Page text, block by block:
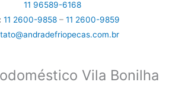
11 96589-6168
11 2600-9858 – 11 2600-9859
Vila Bonilha